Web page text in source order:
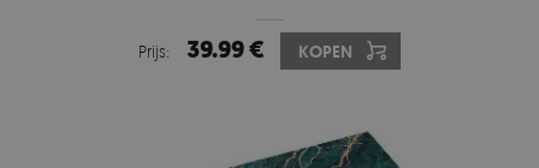
Prijs: 39.99 € KOPEN